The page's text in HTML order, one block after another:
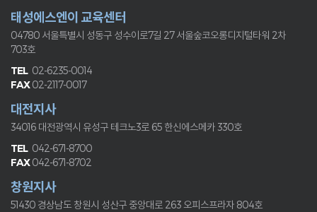
태성에스엔이 교육센터
04780 서울특별시 성동구 성수이로7길 27서울숲코오롱디지털타워 2차
703호
02-6235-0014
02-2117-0017
대전지사
34016 대전광역시 유성구 테크노3로 65 한신에스메카 330호
042-671-8700
042-671-8702
창원지사
51430 경상남도 창원시 성산구 중앙대로 263오피스프라자 804호